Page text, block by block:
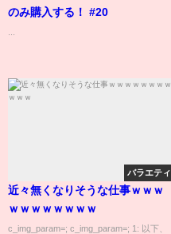
のみ購入する！ #20
バラエティ
近々無くなりそうな仕事ｗｗｗ
ｗｗｗｗｗｗｗｗ
c_img_param=; c_img_param=; 1: 以下、